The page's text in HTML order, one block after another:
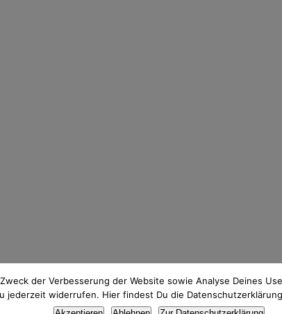
Datenschutz? Hier findest du meine Datenschutzerklärung .
der Verbesserung der Website sowie Analyse Deines
jederzeit widerrufen. Hier findest Du die